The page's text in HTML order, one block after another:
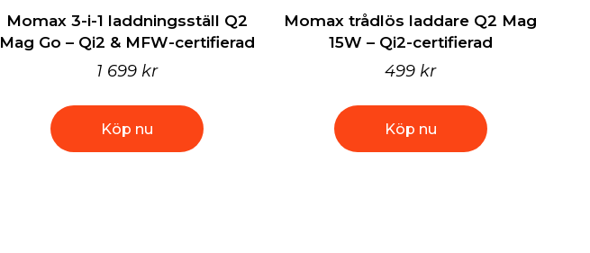
Momax 3-i-1 laddningsställ Q2
Mag Go – Qi2 & MFW-certifierad
1 699 kr
Köp nu
Momax trådlös laddare Q2 Mag
15W – Qi2-certifierad
499 kr
Köp nu